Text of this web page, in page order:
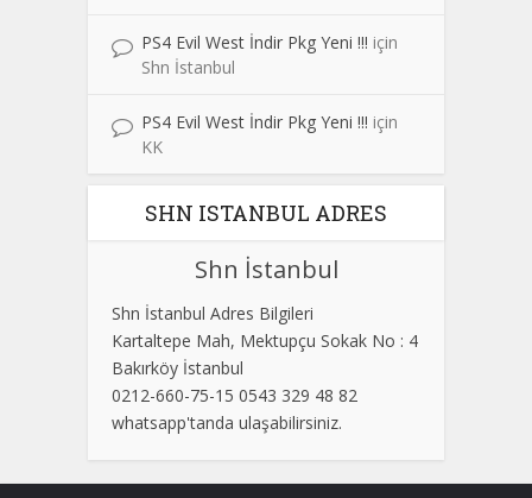
PS4 Evil West İndir Pkg Yeni !!! için
Shn İstanbul
PS4 Evil West İndir Pkg Yeni !!! için
KK
SHN ISTANBUL ADRES
Shn İstanbul
Shn İstanbul Adres Bilgileri
Kartaltepe Mah, Mektupçu Sokak No : 4
Bakırköy İstanbul
0212-660-75-15 0543 329 48 82
whatsapp'tanda ulaşabilirsiniz.